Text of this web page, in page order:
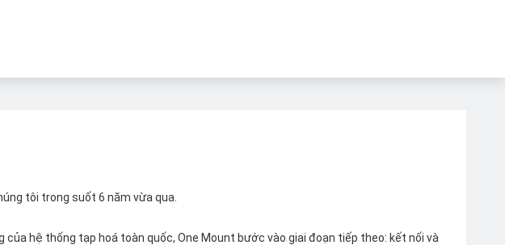
tôi trong suốt 6 năm vừa qua.
hệ thống tạp hoá toàn quốc, One Mount bước vào giai đoạn tiếp theo: kết nối và